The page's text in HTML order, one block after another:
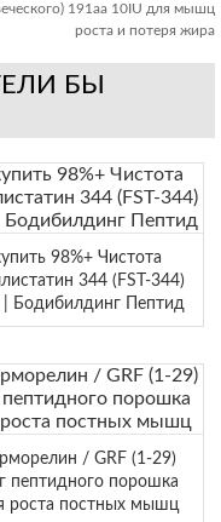
191аа 10IU для мышц
роста и потеря жира
БЫ
98%+ Чистота
344 (FST-344)
| Бодибилдинг Пептид
/ GRF (1-29)
пептидного порошка
роста постных мышц